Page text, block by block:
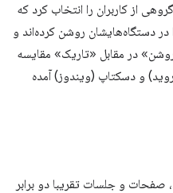
برای اندازه‌گیری تأثیر تم تیره، Terra گروهی از کاربران را انتخاب کرد که
دستگاه‌هایشان روشن کرده‌اند و
در مقابل «تاریک» مقایسه
و دسکتاپ (ویندوز) آمده
صفحات و جلسات تقریبا دو برابر